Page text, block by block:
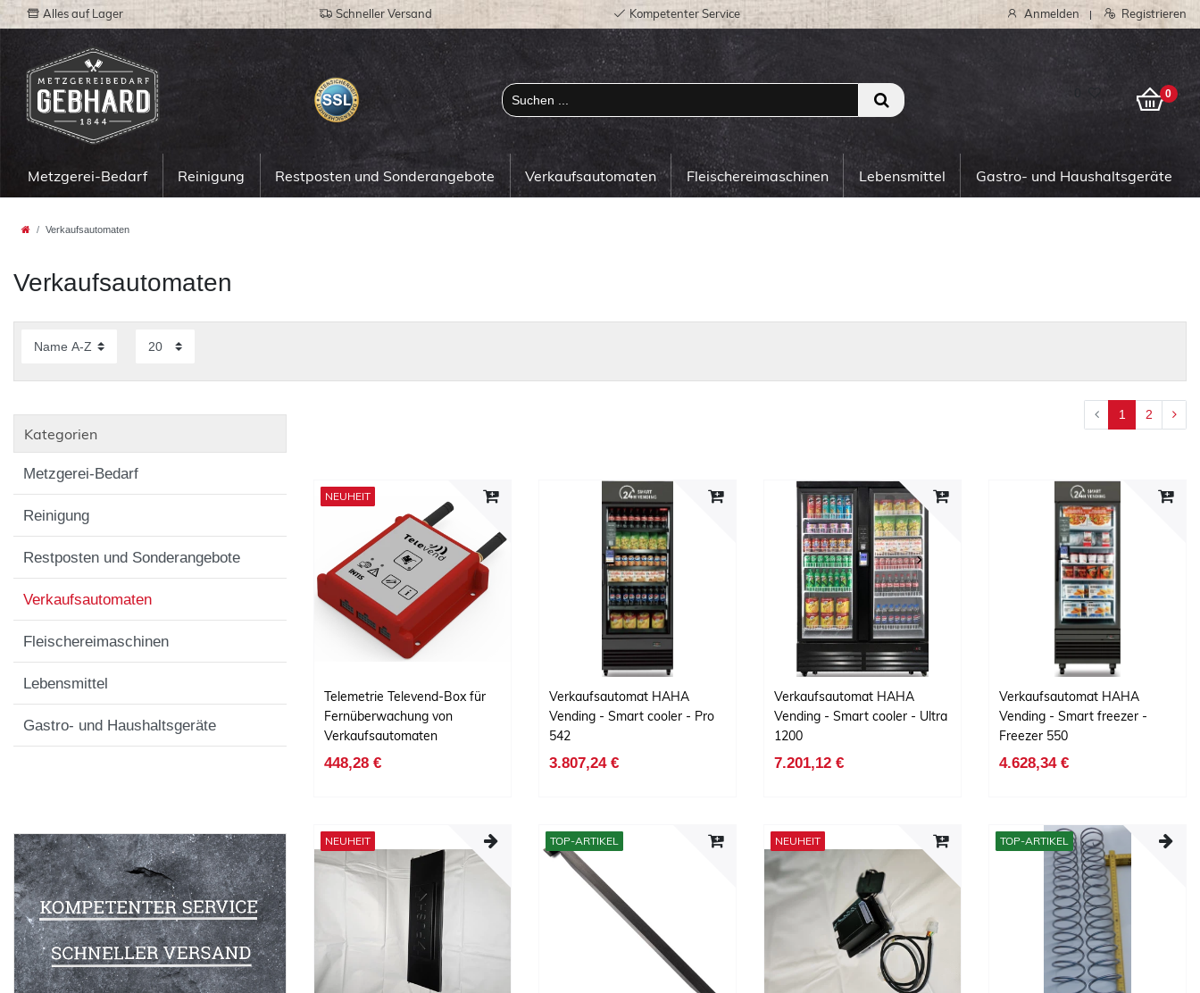
Alles auf Lager Schneller Versand Kompetenter Service Anmelden | Registrieren
0
0
Metzgerei-Bedarf Reinigung Restposten und Sonderangebote Verkaufsautomaten Fleischereimaschinen Lebensmittel Gastro- und Haushaltsgeräte
Verkaufsautomaten
Verkaufsautomaten
Kategorien
Metzgerei-Bedarf
Reinigung
Restposten und Sonderangebote
Verkaufsautomaten
Fleischereimaschinen
Lebensmittel
Gastro- und Haushaltsgeräte
1 2
NEUHEIT
Telemetrie Televend-Box für
Fernüberwachung von
Verkaufsautomaten
448,28 €
Verkaufsautomat HAHA
Vending - Smart cooler - Pro
542
3.807,24 €
Verkaufsautomat HAHA
Vending - Smart cooler - Ultra
1200
7.201,12 €
Verkaufsautomat HAHA
Vending - Smart freezer -
Freezer 550
4.628,34 €
NEUHEIT TOP-ARTIKEL NEUHEIT TOP-ARTIKEL